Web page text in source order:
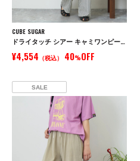
CUBE SUGAR
ドライタッチ シアー キャミワンピース
¥4,554 （税込） 40%OFF
SALE